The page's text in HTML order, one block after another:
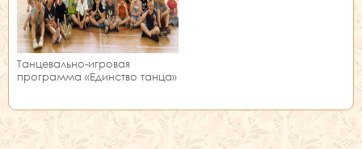
Танцевально-игровая
программа «Единство танца»